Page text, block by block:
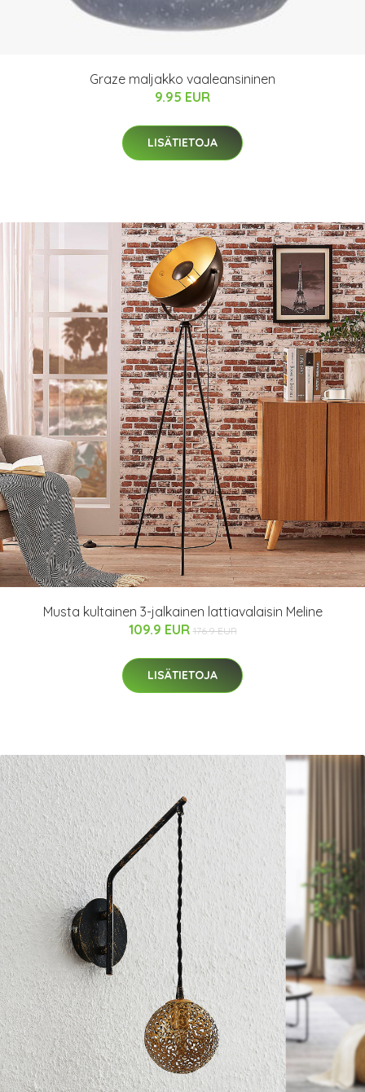
Graze maljakko vaaleansininen
9.95 EUR
LISÄTIETOJA
Musta kultainen 3-jalkainen lattiavalaisin Meline
109.9 EUR 176.9 EUR
LISÄTIETOJA